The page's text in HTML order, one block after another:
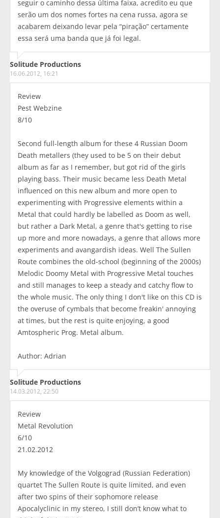
seguir o caminho dessa última faixa, acredito eu que
serão um dos nomes fortes na cena russa, agora se
acabarem deixando levar pela “piração” certamente
essa será uma banda que já foi legal.
Solitude Productions
16.06.2012, 16:21
Review
Pest Webzine
8/10
Second full-length album for these 4 Russian Doom
Death metallers (they used to be 5 on their debut
album as far as I remember, but got rid of the girls
playing bass. Their music became less Death Metal
influenced on this new album and more open to
experimenting with Progressive elements within a
Metal that could hardly be labelled as Doom as well,
but rather a Dark Metal, a genre that's getting to rise
up more and more nowadays, a genre that allows more
experiments and avangardish ideas. Well The Sullen
Route combines the old-school (beginning of the 2000s)
Melodic Doomy Metal with Progressive Metal touches
and still manages to keep a steady and catchy flow to
the whole music. The only thing I don't like on this CD is
the overuse of cymbals that become freakin' annoying
at times, but the rest is quite enjoying, a good
Amtospheric Prog. Metal album.
Author: Adrian
Solitude Productions
14.03.2012, 22:50
Review
Metal Revolution
6/10
21.02.2012
My knowledge of the Volgograd (Russian Federation)
quartet The Sullen Route is quite limited, and even
after two spins of their sophomore release
Apocalyclinic in my stereo, I still don’t know what to